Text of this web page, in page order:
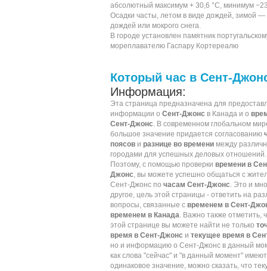
абсолютный максимум + 30,6 °C, минимум
Осадки часты, летом в виде дождей, зимой —
дождей или мокрого снега.
В городе установлен памятник
мореплавателю Гаспару Кортереалю
Который час в Сент-
Информация:
Эта страница предназначена для
информации о Сент-Джонс в Канада и о
Сент-Джонс. В современном глобальном
большое значение придается согласованию
поясов и разнице во времени между
городами для успешных деловых отношений.
Поэтому, с помощью проверки времени в
Джонс, вы можете успешно общаться с
Сент-Джонс по часам Сент-Джонс. Это и
другое, цель этой страницы - ответить на
вопросы, связанные с временем в Сент-
временем в Канада. Важно также отметить,
этой странице вы можете найти не только
время в Сент-Джонс и текущее время в
но и информацию о Сент-Джонс в данный
как слова "сейчас" и "в данный момент" имеют
одинаковое значение, можно сказать, что